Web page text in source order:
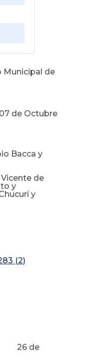
Municipal de
Bacca y
de
y
y
(2)